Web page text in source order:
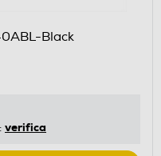
Black
verifica